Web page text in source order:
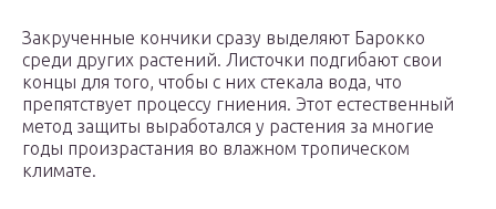
Закрученные кончики сразу выделяют Барокко
среди других растений. Листочки подгибают свои
концы для того, чтобы с них стекала вода, что
препятствует процессу гниения. Этот естественный
метод защиты выработался у растения за многие
годы произрастания во влажном тропическом
климате.